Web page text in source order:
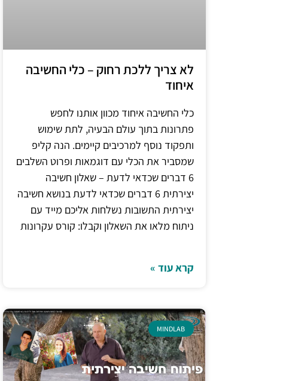
לא צריך ללכת רחוק – כלי החשיבה
איחוד
כלי החשיבה איחוד מכוון אותנו לחפש
פתרונות בתוך עולם הבעיה, לתת שימוש
ותפקוד נוסף למרכיבים קיימים. הנה קליפ
שמסביר את הכלי עם דוגמאות ופרוט השלבים
6 דברים שכדאי לדעת – שאלון חשיבה
יצירתית 6 דברים שכדאי לדעת בנושא חשיבה
יצירתית התשובות נשלחות אליכם מייד עם
ניתוח מלאו את השאלון וקבלו: קורס עקרונות
קרא עוד »
MINDLAB